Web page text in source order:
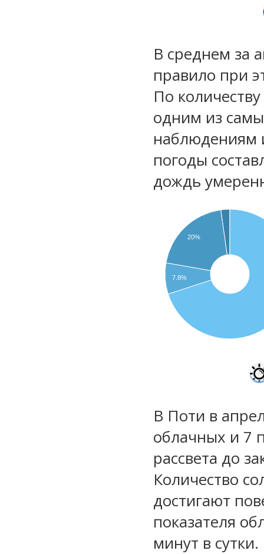
В среднем за
правило при
По
одним из
наблюдениям
погоды
дождь
20%
7.8%
В Поти в
облачных и 7
рассвета до
Количество
достигают
показателя
минут в сутки.